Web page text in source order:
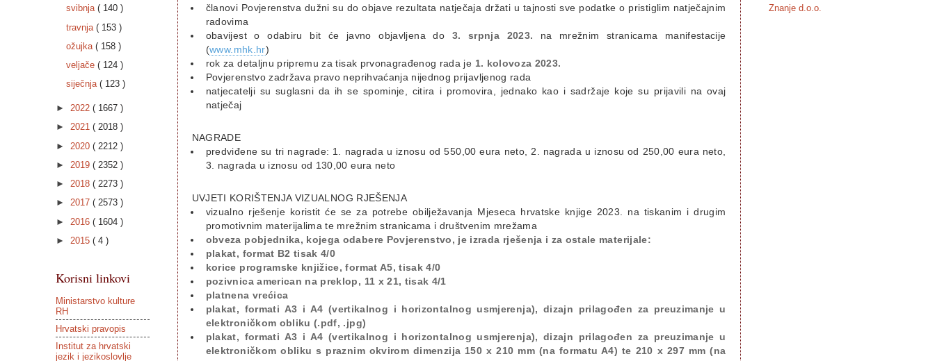
članovi Povjerenstva dužni su do objave rezultata natječaja držati u tajnosti sve podatke o pristiglim natječajnim
radovima
obavijest o odabiru bit će javno objavljena do 3. srpnja 2023. na mrežnim stranicama manifestacije
(www.mhk.hr)
rok za detaljnu pripremu za tisak prvonagrađenog rada je 1. kolovoza 2023.
Povjerenstvo zadržava pravo neprihvaćanja nijednog prijavljenog rada
natjecatelji su suglasni da ih se spominje, citira i promovira, jednako kao i sadržaje koje su prijavili na ovaj
natječaj
NAGRADE
predviđene su tri nagrade: 1. nagrada u iznosu od 550,00 eura neto, 2. nagrada u iznosu od 250,00 eura neto,
3. nagrada u iznosu od 130,00 eura neto
UVJETI KORIŠTENJA VIZUALNOG RJEŠENJA
vizualno rješenje koristit će se za potrebe obilježavanja Mjeseca hrvatske knjige 2023. na tiskanim i drugim
promotivnim materijalima te mrežnim stranicama i društvenim mrežama
obveza pobjednika, kojega odabere Povjerenstvo, je izrada rješenja i za ostale materijale:
plakat, format B2 tisak 4/0
korice programske knjižice, format A5, tisak 4/0
pozivnica american na preklop, 11 x 21, tisak 4/1
platnena vrećica
plakat, formati A3 i A4 (vertikalnog i horizontalnog usmjerenja), dizajn prilagođen za preuzimanje u
elektroničkom obliku (.pdf, .jpg)
plakat, formati A3 i A4 (vertikalnog i horizontalnog usmjerenja), dizajn prilagođen za preuzimanje u
elektroničkom obliku s praznim okvirom dimenzija 150 x 210 mm (na formatu A4) te 210 x 297 mm (na
svibnja ( 140 )
travnja ( 153 )
ožujka ( 158 )
veljače ( 124 )
siječnja ( 123 )
► 2022 ( 1667 )
► 2021 ( 2018 )
► 2020 ( 2212 )
► 2019 ( 2352 )
► 2018 ( 2273 )
► 2017 ( 2573 )
► 2016 ( 1604 )
► 2015 ( 4 )
Korisni linkovi
Ministarstvo kulture
RH
Hrvatski pravopis
Institut za hrvatski
jezik i jezikoslovlje
Znanje d.o.o.